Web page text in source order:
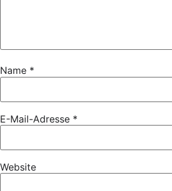
Name *
E-Mail-Adresse *
Website